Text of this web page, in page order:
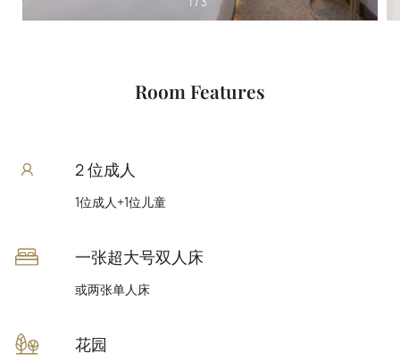
Room Features
2 位成人
1位成人+1位儿童
一张超大号双人床
或两张单人床
花园